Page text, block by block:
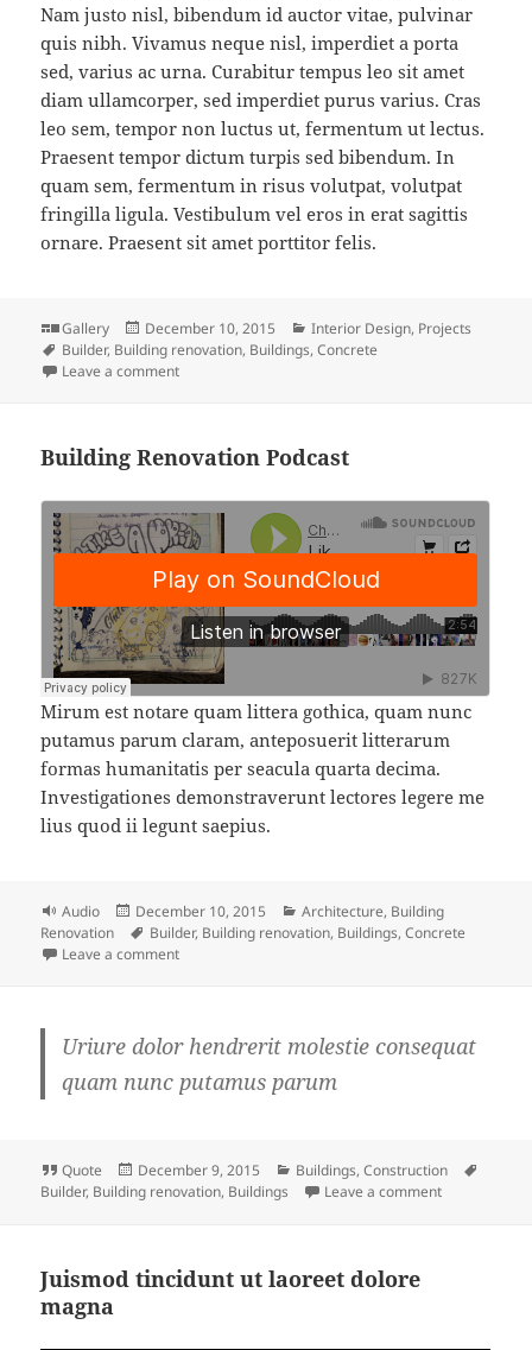
Nam justo nisl, bibendum id auctor vitae, pulvinar
quis nibh. Vivamus neque nisl, imperdiet a porta
sed, varius ac urna. Curabitur tempus leo sit amet
diam ullamcorper, sed imperdiet purus varius. Cras
leo sem, tempor non luctus ut, fermentum ut lectus.
Praesent tempor dictum turpis sed bibendum. In
quam sem, fermentum in risus volutpat, volutpat
fringilla ligula. Vestibulum vel eros in erat sagittis
ornare. Praesent sit amet porttitor felis.
Format
Gallery
Posted
on
December 10, 2015 Categories
Interior Design, Projects
Tags
Builder, Building renovation, Buildings,Concrete
Leave a commenton Qui nunc nobis videntur parum clari, fiant
Building Renovation Podcast
Mirum est notare quam littera gothica, quam nunc
putamus parum claram, anteposuerit litterarum
formas humanitatis per seacula quarta decima.
Investigationes demonstraverunt lectores legere me
lius quod ii legunt saepius.
Format
Audio
Posted
on
December 10, 2015 Categories
Architecture, Building
Renovation
Tags
Builder, Building renovation, Buildings,Concrete
Leave a commenton Building Renovation Podcast
Uriure dolor hendrerit molestie consequat
quam nunc putamus parum
Format
Quote
Posted
on
December 9, 2015 Categories
Buildings,Construction
Builder, Building renovation, Buildings Leave a commenton
Juismod tincidunt ut laoreet dolore
magna